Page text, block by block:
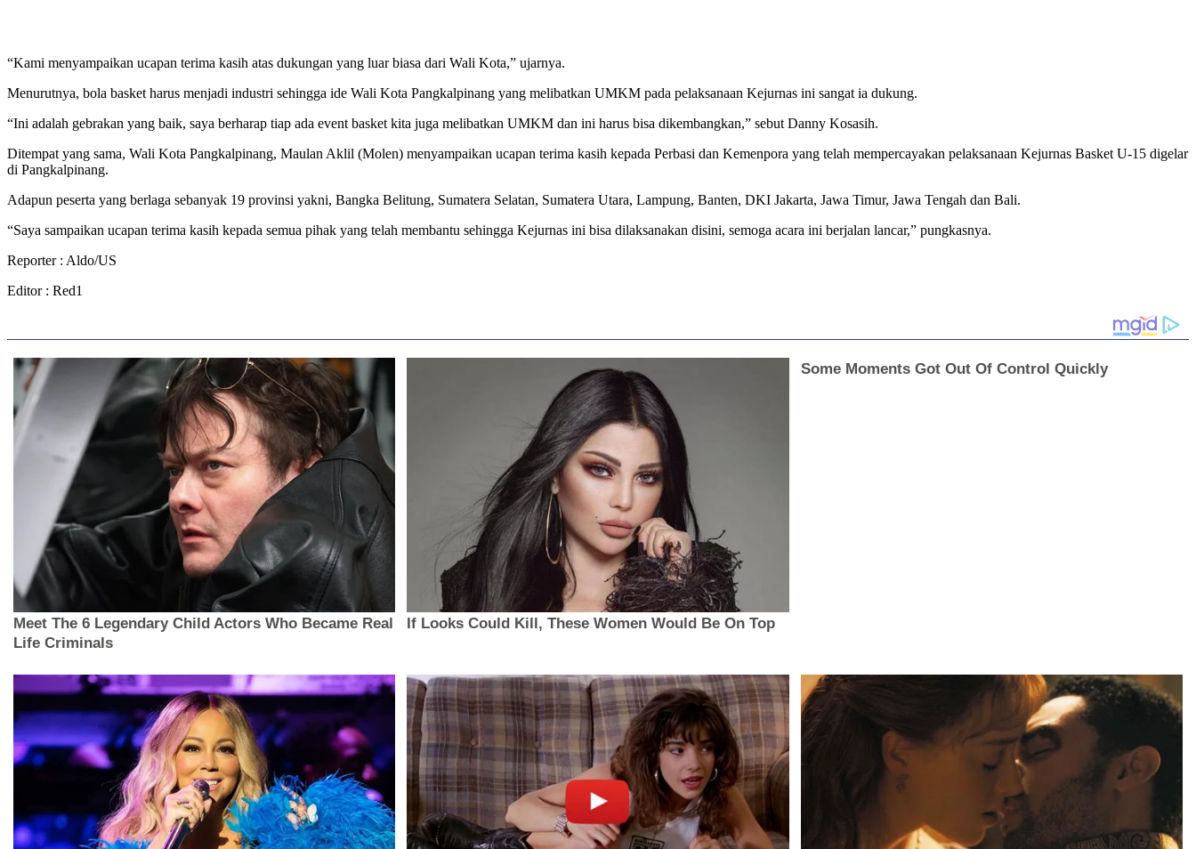
“Kami menyampaikan ucapan terima kasih atas dukungan yang luar biasa dari Wali Kota,” ujarnya.
Menurutnya, bola basket harus menjadi industri sehingga ide Wali Kota Pangkalpinang yang melibatkan UMKM pada pelaksanaan Kejurnas ini sangat ia dukung.
“Ini adalah gebrakan yang baik, saya berharap tiap ada event basket kita juga melibatkan UMKM dan ini harus bisa dikembangkan,” sebut Danny Kosasih.
Ditempat yang sama, Wali Kota Pangkalpinang, Maulan Aklil (Molen) menyampaikan ucapan terima kasih kepada Perbasi dan Kemenpora yang telah mempercayakan pelaksanaan Kejurnas Basket U-15 digelar
di Pangkalpinang.
Adapun peserta yang berlaga sebanyak 19 provinsi yakni, Bangka Belitung, Sumatera Selatan, Sumatera Utara, Lampung, Banten, DKI Jakarta, Jawa Timur, Jawa Tengah dan Bali.
“Saya sampaikan ucapan terima kasih kepada semua pihak yang telah membantu sehingga Kejurnas ini bisa dilaksanakan disini, semoga acara ini berjalan lancar,” pungkasnya.
Reporter : Aldo/US
Editor : Red1